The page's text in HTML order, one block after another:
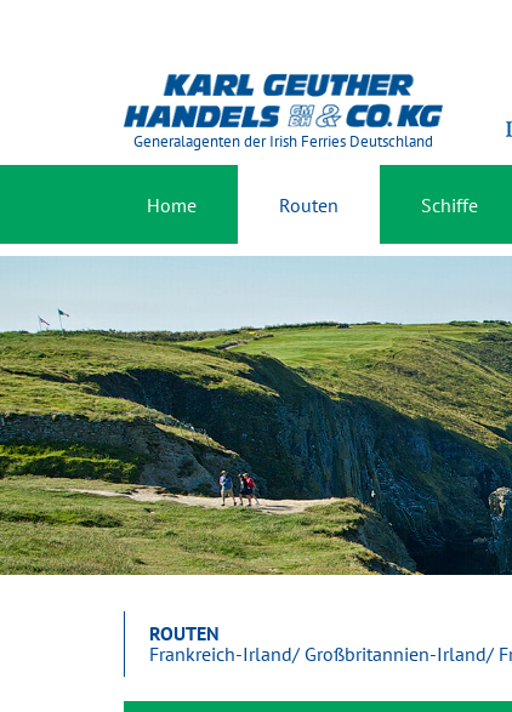
Generalagenten der Irish Ferries Deutschland
Home Routen Schiffe
ROUTEN
Frankreich-Irland/ Großbritannien-Irland/